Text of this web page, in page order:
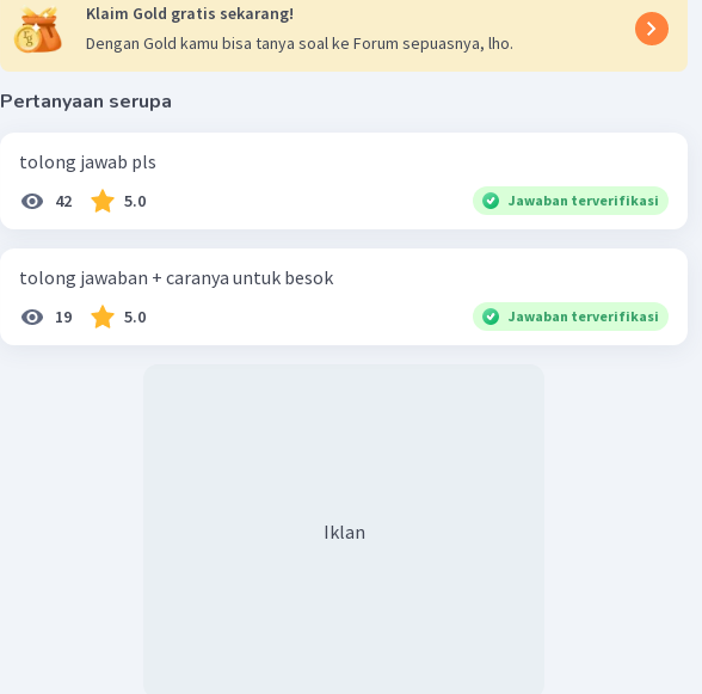
Klaim Gold gratis sekarang!
Dengan Gold kamu bisa tanya soal ke Forum sepuasnya, lho.
Pertanyaan serupa
tolong jawab pls
42 5.0 Jawaban terverifikasi
tolong jawaban + caranya untuk besok
19 5.0 Jawaban terverifikasi
Iklan